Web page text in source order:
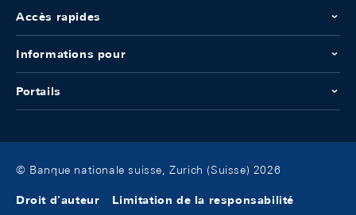
Accès rapides
Informations pour
Portails
© Banque nationale suisse, Zurich (Suisse) 2026
Droit d'auteur Limitation de la responsabilité